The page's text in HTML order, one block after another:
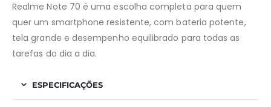
Realme Note 70 é uma escolha completa para quem
quer um smartphone resistente, com bateria potente,
tela grande e desempenho equilibrado para todas as
tarefas do dia a dia.
ESPECIFICAÇÕES